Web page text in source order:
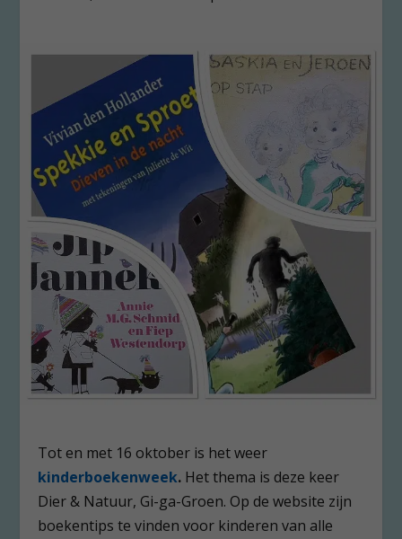
Tot en met 16 oktober is het weer
kinderboekenweek. Het thema is deze keer
Dier & Natuur, Gi-ga-Groen. Op de website zijn
boekentips te vinden voor kinderen van alle